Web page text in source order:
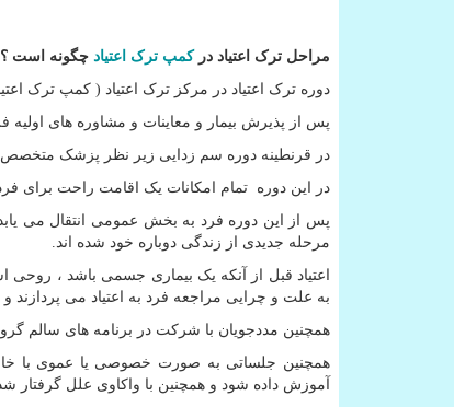
مراحل ترک اعتیاد درکمپ ترک اعتیاد چگونه است ؟
دوره ترک اعتیاد در مرکز ترک اعتیاد ( کمپ ترک اعتیاد) حدود 2 الی
پس از پذیرش بیمار و معاینات و مشاوره های
در قرنطینه دوره سم زدایی زیر نظر پزشک متخصص مرکز و
در این دوره تمام امکانات یک اقامت راحت برای
پس از این دوره فرد به بخش عمومی انتقال می
مرحله جدیدی از زندگی دوباره خود شده اند.
اعتیاد قبل از آنکه یک بیماری جسمی باشد ،
به علت و چرایی مراجعه فرد به اعتیاد می
همچنین مددجویان با شرکت در برنامه های سالم
همچنین جلساتی به صورت خصوصی یا عموی با
آموزش داده شود و همچنین با واکاوی علل گرفتار